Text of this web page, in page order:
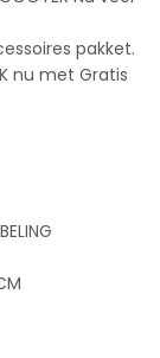
pakket.
nu met Gratis